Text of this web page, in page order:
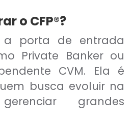
o CFP®?
a porta de entrada
Private Banker ou
CVM. Ela é
busca evoluir na
grandes